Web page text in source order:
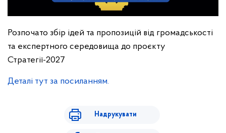
Розпочато збір ідей та пропозицій від громадськості
та експертного середовища до проєкту
Стратегії-2027
Деталі тут за посиланням.
Надрукувати